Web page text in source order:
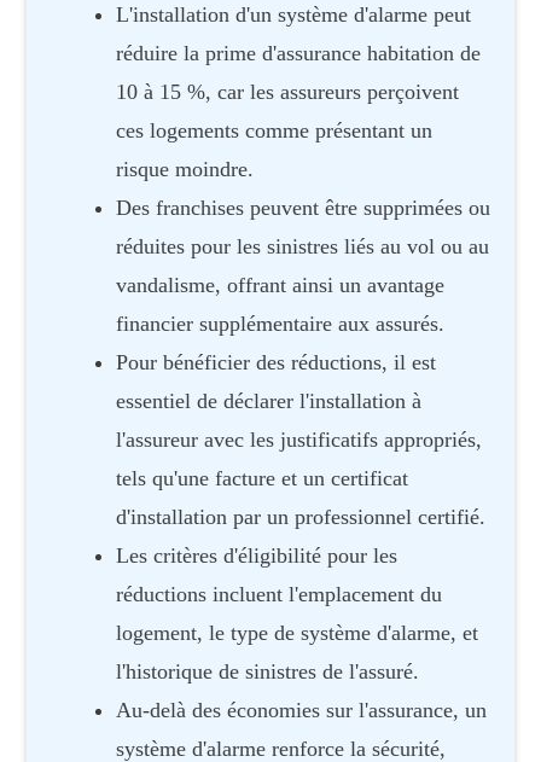
L'installation d'un système d'alarme peut
réduire la prime d'assurance habitation de
10 à 15 %, car les assureurs perçoivent
ces logements comme présentant un
risque moindre.
Des franchises peuvent être supprimées ou
réduites pour les sinistres liés au vol ou au
vandalisme, offrant ainsi un avantage
financier supplémentaire aux assurés.
Pour bénéficier des réductions, il est
essentiel de déclarer l'installation à
l'assureur avec les justificatifs appropriés,
tels qu'une facture et un certificat
d'installation par un professionnel certifié.
Les critères d'éligibilité pour les
réductions incluent l'emplacement du
logement, le type de système d'alarme, et
l'historique de sinistres de l'assuré.
Au-delà des économies sur l'assurance, un
système d'alarme renforce la sécurité,